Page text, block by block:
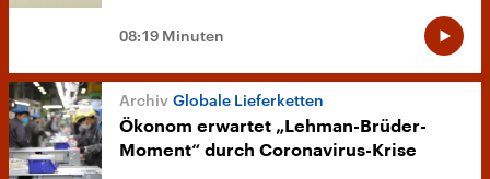
08:19 Minuten
Globale Lieferketten
Ökonom erwartet „Lehman-Brüder-
Moment“ durch Coronavirus-Krise